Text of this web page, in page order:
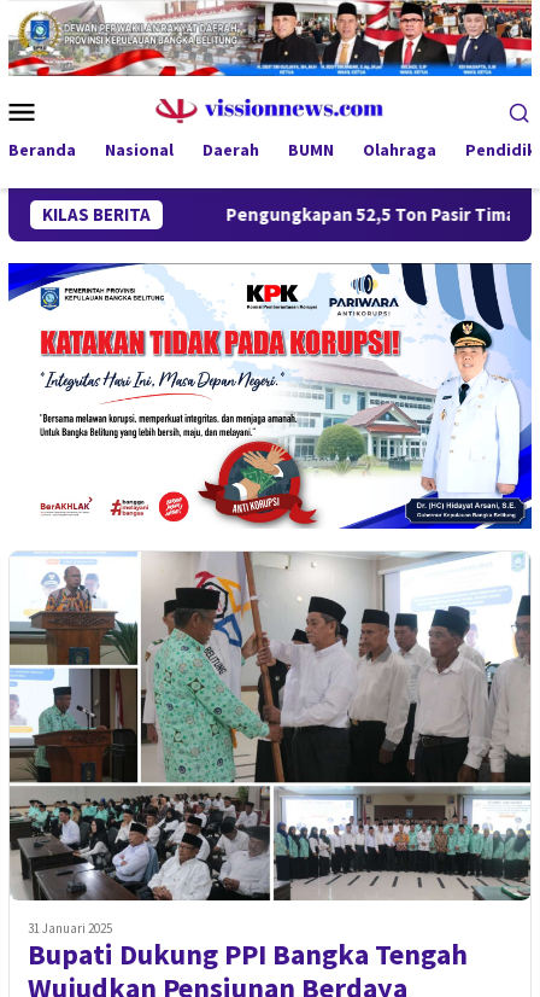
Loncat
ke
konten
Mobile
Beranda Nasional Daerah BUMN Olahraga
KILAS BERITA
Pengungkapan 52,5 Ton Pasir Timah Ilegal di Belitung
31 Januari 2025
Bupati Dukung PPI Bangka Tengah
Wujudkan Pensiunan Berdaya